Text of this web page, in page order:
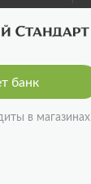
банк
в магазинах